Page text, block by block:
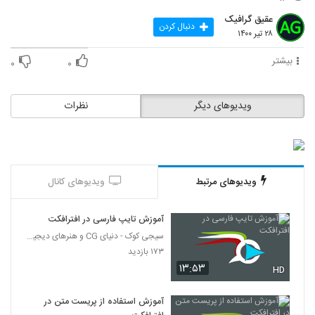
517
518
پک عناوین مدرن
۱۶ بازدید
520
پروژه آماده افترافکت اسلایدشوی گلیچ
Glitch Slideshow
521
Stomp Logo
عقیق گرافیک
۲۸ تیر ۱۴۰۰ دنبال کردن
بیشتر ۰ ۰
نظرات ویدیوهای دیگر
ویدیوهای مرتبط ویدیوهای کانال
۱۳:۵۳ HD
آموزش تایپ فارسی در افترافکت
سیجی کوک - دنیای CG و هنرهای دیجیتال
۱۷۳ بازدید
آموزش استفاده از پریست متن در